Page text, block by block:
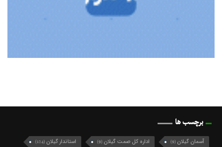
برچسب ها
آسمان گیلان (9) اداره کل صمت گیلان (9) استاندار گیلان (124)